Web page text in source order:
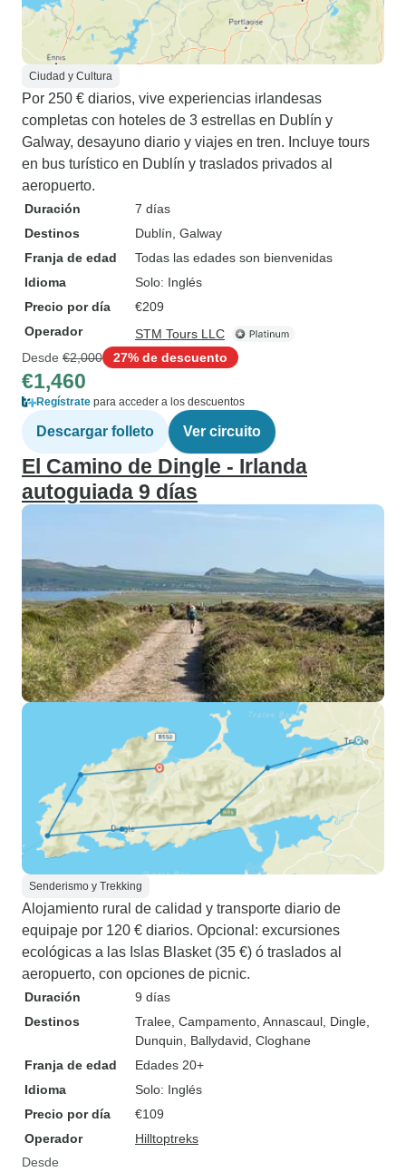
Ciudad y Cultura
Por 250 € diarios, vive experiencias irlandesas
completas con hoteles de 3 estrellas en Dublín y
Galway, desayuno diario y viajes en tren. Incluye tours
en bus turístico en Dublín y traslados privados al
aeropuerto.
Duración
7 días
Destinos
Dublín , Galway
Franja de edad
Todas las edades son bienvenidas
Idioma
Solo: Inglés
Precio por día
€209
Operador
STM Tours LLC
Desde €2,000 27% de descuento
€1,460
Regístrate para acceder a los descuentos
Descargar folleto Ver circuito
El Camino de Dingle - Irlanda
autoguiada 9 días
Senderismo y Trekking
Alojamiento rural de calidad y transporte diario de
equipaje por 120 € diarios. Opcional: excursiones
ecológicas a las Islas Blasket (35 €) ó traslados al
aeropuerto, con opciones de picnic.
Duración
9 días
Destinos
Tralee , Campamento , Annascaul , Dingle
Dunquin , Ballydavid , Cloghane
Franja de edad
Edades 20+
Idioma
Solo: Inglés
Precio por día
€109
Operador
Hilltoptreks
Desde